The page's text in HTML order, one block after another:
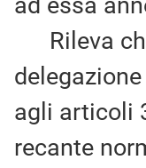
Rileva
agli articoli
recante